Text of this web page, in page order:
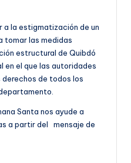
a la estigmatización de un
tomar las medidas
estructural de Quibdó
en el que las autoridades
de todos los
Santa nos ayude a
a partir del mensaje de